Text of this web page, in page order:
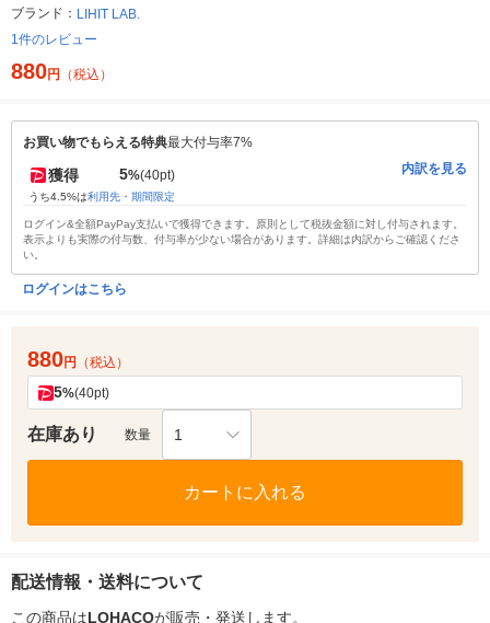
ブランド： LIHIT LAB.
1件のレビュー
880円 （税込）
お買い物でもらえる特典最大付与率7%
獲得 5%(40pt)
うち4.5%は利用先・期間限定
内訳を見る
ログイン&全額PayPay支払いで獲得できます。原則として税抜金額に対し付与されます。
表示よりも実際の付与数、付与率が少ない場合があります。詳細は内訳からご確認くださ
い。
ログインはこちら
880円 （税込）
5%(40pt)
在庫あり 数量 1
カートに入れる
配送情報・送料について
この商品はLOHACOが販売・発送します。